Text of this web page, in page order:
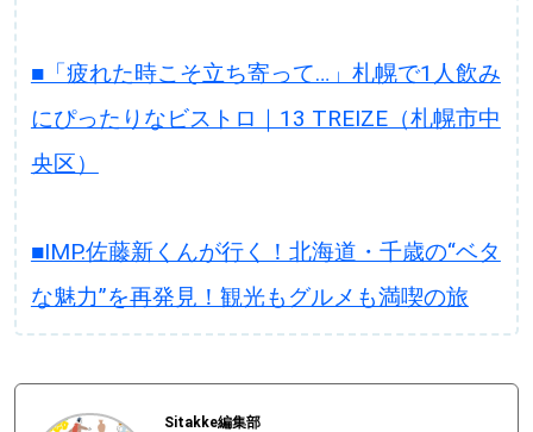
■「疲れた時こそ立ち寄って…」札幌で1人飲み
にぴったりなビストロ｜13 TREIZE（札幌市中
央区）
■IMP.佐藤新くんが行く！北海道・千歳の“ベタ
な魅力”を再発見！観光もグルメも満喫の旅
Sitakke編集部